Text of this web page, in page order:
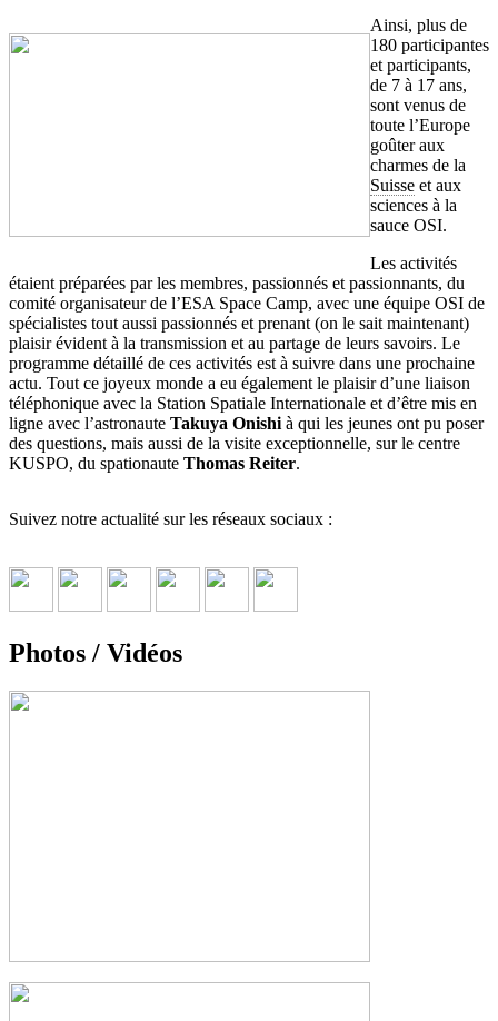
Ainsi, plus de
180 participantes
et participants,
de 7 à 17 ans,
sont venus de
toute l’Europe
goûter aux
charmes de la
Suisse et aux
sciences à la
sauce OSI.
Les activités
étaient préparées par les membres, passionnés et passionnants, du
comité organisateur de l’ESA Space Camp, avec une équipe OSI de
spécialistes tout aussi passionnés et prenant (on le sait maintenant)
plaisir évident à la transmission et au partage de leurs savoirs. Le
programme détaillé de ces activités est à suivre dans une prochaine
actu. Tout ce joyeux monde a eu également le plaisir d’une liaison
téléphonique avec la Station Spatiale Internationale et d’être mis en
ligne avec l’astronaute Takuya Onishi à qui les jeunes ont pu poser
des questions, mais aussi de la visite exceptionnelle, sur le centre
KUSPO, du spationaute Thomas Reiter.
Suivez notre actualité sur les réseaux sociaux :
Photos / Vidéos